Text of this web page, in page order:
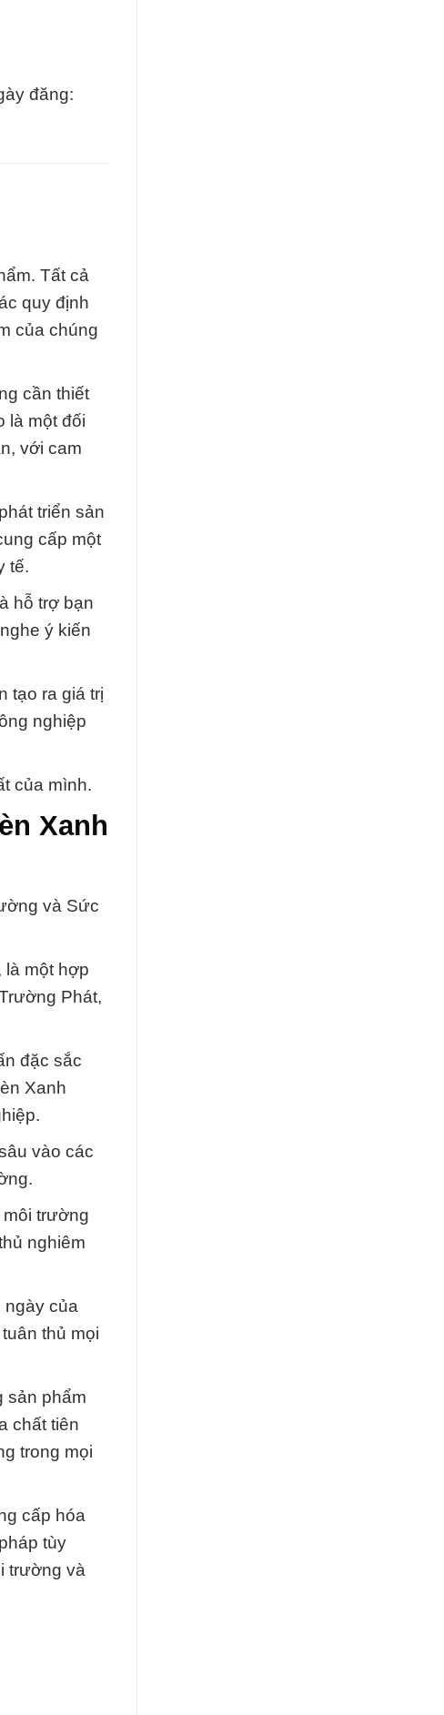
đăng:
Tất cả
quy định
của chúng
cần thiết
là một đối
với cam
triển sản
cấp một
tế.
hỗ trợ bạn
ý kiến
tạo ra giá trị
nghiệp
của mình.
Xanh
và Sức
là một hợp
Phát,
đặc sắc
Xanh
vào các
trường
nghiêm
ngày của
thủ mọi
sản phẩm
chất tiên
trong mọi
cấp hóa
tùy
trường và